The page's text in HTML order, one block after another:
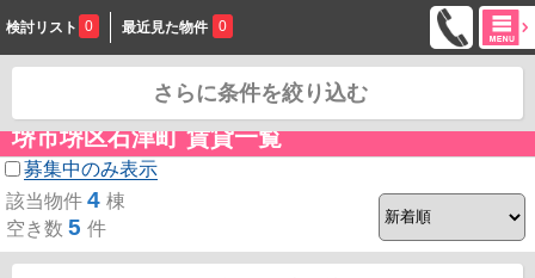
検討リスト 0 最近見た物件 0
堺市堺区石津町 賃貸一覧
募集中のみ表示
該当物件 4 棟
空き数 5 件
さらに条件を絞り込む